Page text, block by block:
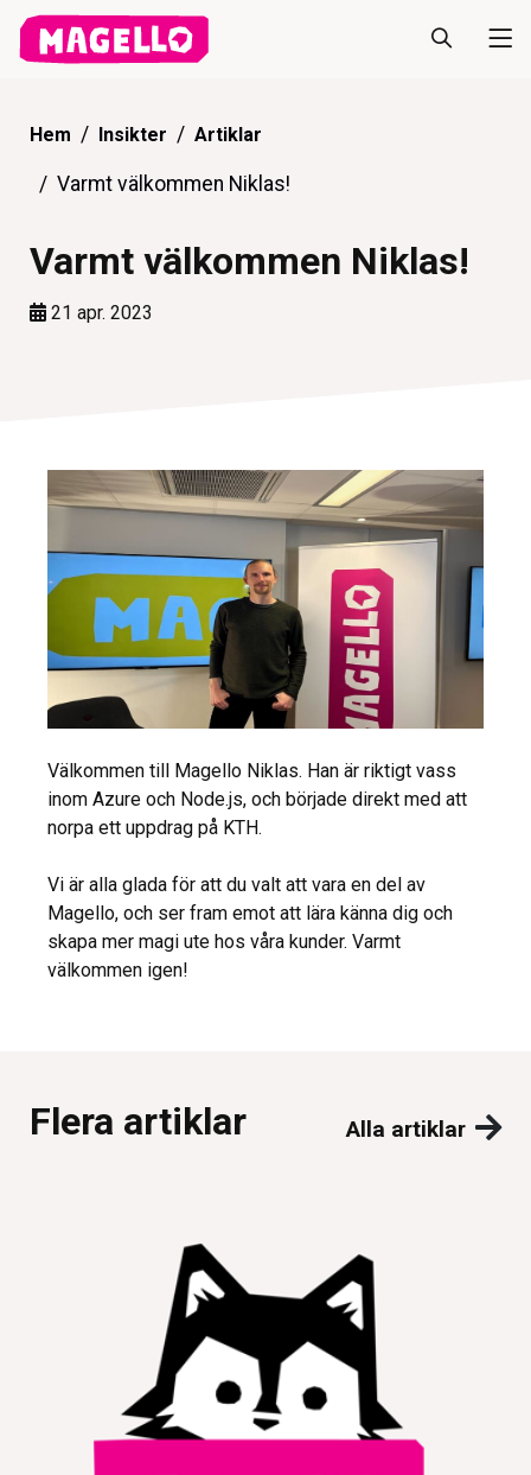
Hem Insikter Artiklar
Varmt välkommen Niklas!
Varmt välkommen Niklas!
21 apr. 2023
Välkommen till Magello Niklas. Han är riktigt vass
inom Azure och Node.js, och började direkt med att
norpa ett uppdrag på KTH.
Vi är alla glada för att du valt att vara en del av
Magello, och ser fram emot att lära känna dig och
skapa mer magi ute hos våra kunder. Varmt
välkommen igen!
Flera artiklar Alla artiklar